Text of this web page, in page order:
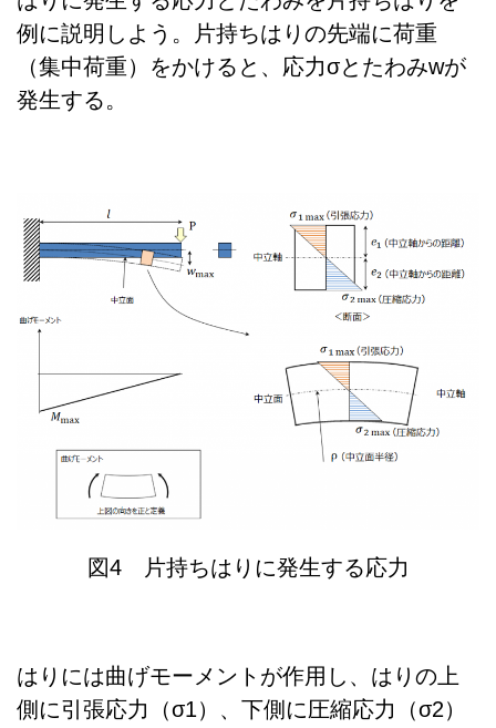
例に説明しよう。片持ちはりの先端に荷重
（集中荷重）をかけると、応力σとたわみwが
発生する。
図4 片持ちはりに発生する応力
はりには曲げモーメントが作用し、はりの上
側に引張応力（σ1）、下側に圧縮応力（σ2）